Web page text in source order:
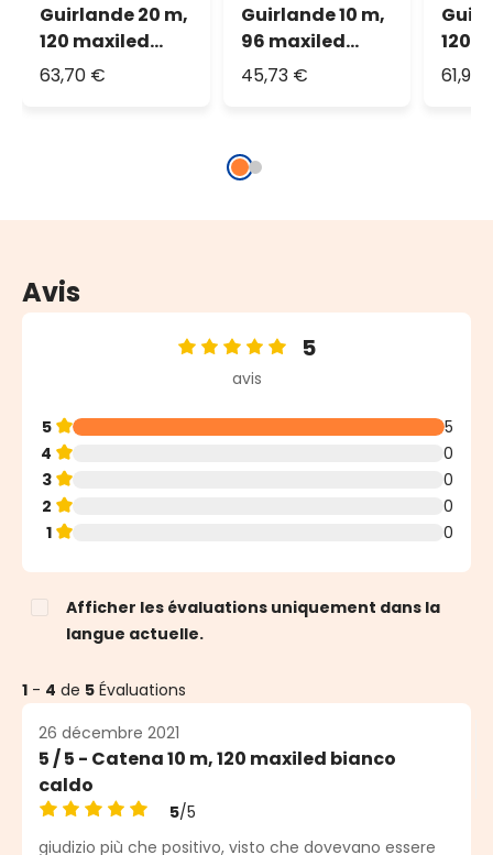
Guirlande 20 m,
120 maxiled
blanc chaud,
63,70 €
Guirlande 10 m,
96 maxiled
blanc chaud,
45,73 €
120
61,90
Avis
Note moyenne de 5 sur 5 étoiles
5
avis
5
5
4
0
3
0
2
0
1
0
Afficher les évaluations uniquement dans la
langue actuelle.
1 - 4 de 5 Évaluations
26 décembre 2021
5 / 5 - Catena 10 m, 120 maxiled bianco
caldo
Note moyenne de 5 sur 5 étoiles
5/5
giudizio più che positivo, visto che dovevano essere